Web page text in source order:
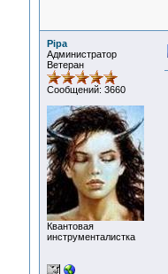
Pipa
Администратор
Ветеран
Сообщений: 3660
Квантовая
инструменталистка